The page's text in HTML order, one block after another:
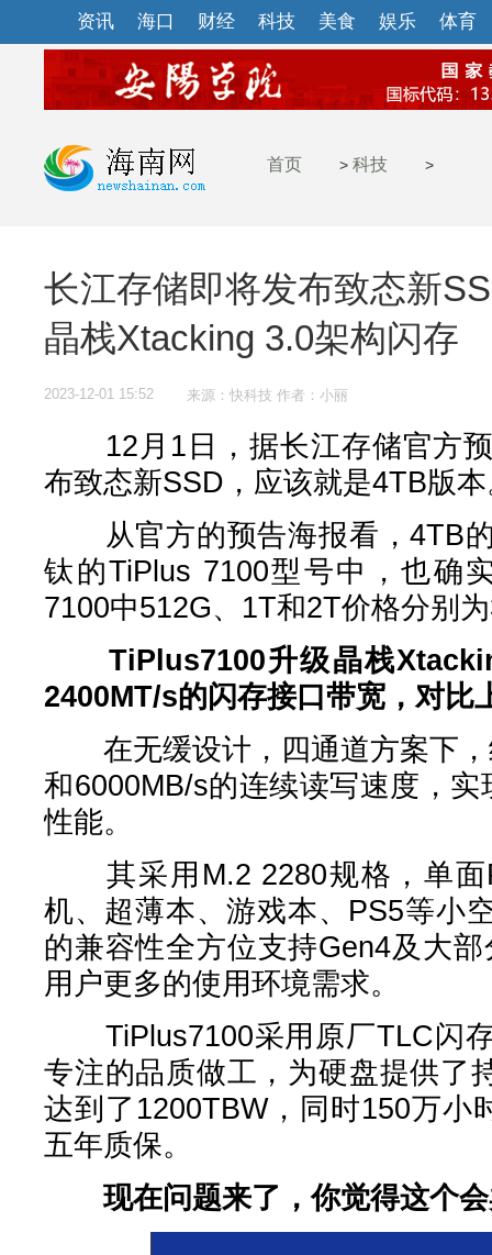
资讯 海口 财经 科技 美食 娱乐 体育
首页 > 科技 >
长江存储即将发布致态新
晶栈Xtacking 3.0架构闪存
2023-12-01 15:52 来源：快科技 作者：小丽
12月1日，据长江存储官方预
布致态新SSD，应该就是4TB版
从官方的预告海报看，4TB的
钛的TiPlus 7100型号中，也确
7100中512G、1T和2T价格分别
TiPlus7100升级晶栈
2400MT/s的闪存接口带宽，对比
在无缓设计，四通道方案下，
和6000MB/s的连续读写速度，
性能。
其采用M.2 2280规格，单面
机、超薄本、游戏本、PS5等小
的兼容性全方位支持Gen4及大
用户更多的使用环境需求。
TiPlus7100采用原厂TLC闪存
专注的品质做工，为硬盘提供了
达到了1200TBW，同时150万小
五年质保。
现在问题来了，你觉得这个